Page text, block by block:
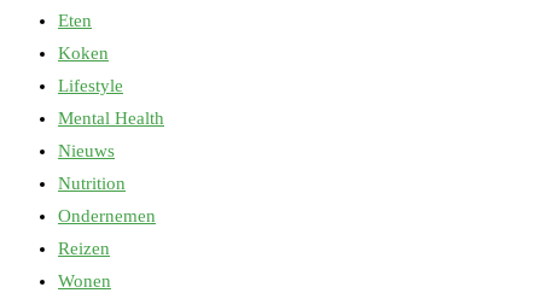
Eten
Koken
Lifestyle
Mental Health
Nieuws
Nutrition
Ondernemen
Reizen
Wonen